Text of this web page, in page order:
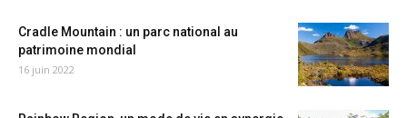
Cradle Mountain : un parc national au
patrimoine mondial
16 juin 2022